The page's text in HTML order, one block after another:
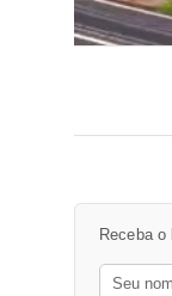
Receba o